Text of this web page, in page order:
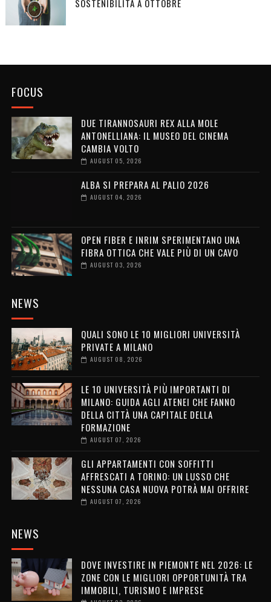
SOSTENIBILITÀ A OTTOBRE
FOCUS
DUE TIRANNOSAURI REX ALLA MOLE
ANTONELLIANA: IL MUSEO DEL CINEMA
CAMBIA VOLTO
AUGUST 05, 2026
ALBA SI PREPARA AL PALIO 2026
AUGUST 04, 2026
OPEN FIBER E INRIM SPERIMENTANO UNA
FIBRA OTTICA CHE VALE PIÙ DI UN CAVO
AUGUST 03, 2026
NEWS
QUALI SONO LE 10 MIGLIORI UNIVERSITÀ
PRIVATE A MILANO
AUGUST 08, 2026
LE 10 UNIVERSITÀ PIÙ IMPORTANTI DI
MILANO: GUIDA AGLI ATENEI CHE FANNO
DELLA CITTÀ UNA CAPITALE DELLA
FORMAZIONE
AUGUST 07, 2026
GLI APPARTAMENTI CON SOFFITTI
AFFRESCATI A TORINO: UN LUSSO CHE
NESSUNA CASA NUOVA POTRÀ MAI OFFRIRE
AUGUST 07, 2026
NEWS
DOVE INVESTIRE IN PIEMONTE NEL 2026: LE
ZONE CON LE MIGLIORI OPPORTUNITÀ TRA
IMMOBILI, TURISMO E IMPRESE